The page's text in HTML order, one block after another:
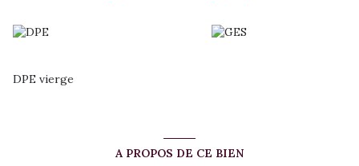
DPE vierge
A PROPOS DE CE BIEN